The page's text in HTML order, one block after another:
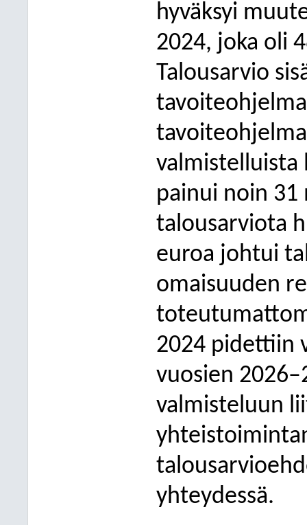
hyväksyi
2024, joka oli
Talousarvio
valmistelluista
painui noin 31
talousarviota
euroa johtui
omaisuuden
2024 pidettiin
vuosien
valmisteluun
yhteydessä.